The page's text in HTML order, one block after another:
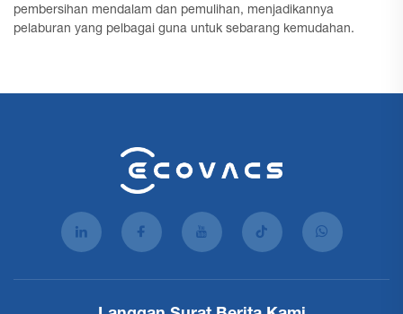
pembersihan mendalam dan pemulihan, menjadikannya
pelaburan yang pelbagai guna untuk sebarang kemudahan.